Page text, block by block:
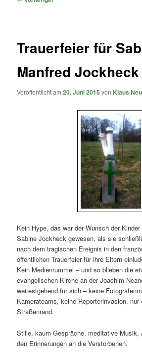
Trauerfeier für
Manfred
Veröffentlicht am20. Juni 2015 von Klaus
Kein Hype, das war der Wunsch der
Sabine Jockheck gewesen, als sie
nach dem tragischen Ereignis in den
öffentlichen Trauerfeier für ihre Eltern
Kein Medienrummel – und so blieben die
evangelischen Kirche an der Joachim-
weitestgehend für sich – keine
Kamerateams, keine Reporterinvasion, nur
Straßenrand.
Stille, kaum Gespräche, meditative Musik,
den Erinnerungen an die Verstorbenen.